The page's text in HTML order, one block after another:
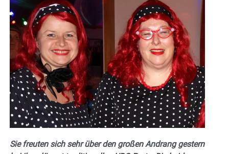
Sie freuten sich sehr über den großen Andrang gestern